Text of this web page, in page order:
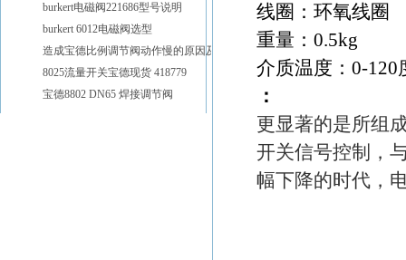
线圈：环氧线圈
重量：0.5kg
介质温度：0-120
：
更显著的是所组
开关信号控制，
幅下降的时代，
burkert电磁阀221686型号说明
burkert 6012电磁阀选型
8025流量开关宝德现货 418779
宝德8802 DN65 焊接调节阀